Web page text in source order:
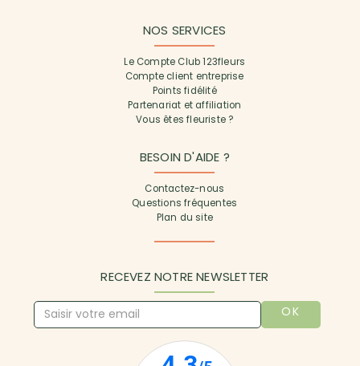
NOS SERVICES
Le Compte Club 123fleurs
Compte client entreprise
Points fidélité
Partenariat et affiliation
Vous êtes fleuriste ?
BESOIN D'AIDE ?
Contactez-nous
Questions fréquentes
Plan du site
RECEVEZ NOTRE NEWSLETTER
OK